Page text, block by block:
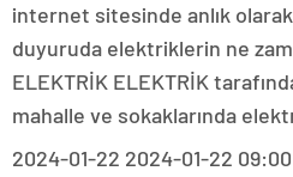
internet sitesinde anlık olarak
duyuruda elektriklerin ne
ELEKTRİK ELEKTRİK
mahalle ve sokaklarında
2024-01-22 2024-01-22